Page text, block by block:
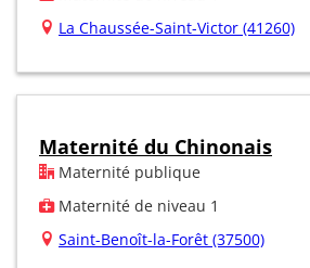
La Chaussée-Saint-Victor (41260)
Maternité du Chinonais
Maternité publique
Maternité de niveau 1
Saint-Benoît-la-Forêt (37500)